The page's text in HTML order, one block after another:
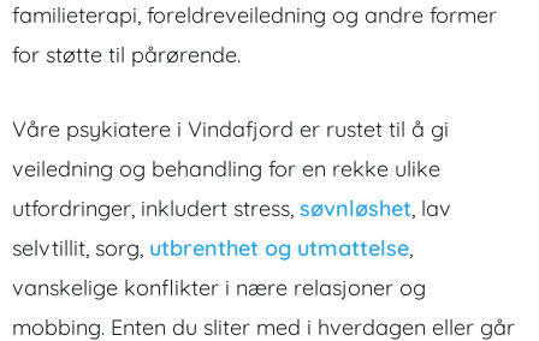
familieterapi, foreldreveiledning og andre former
for støtte til pårørende.
Våre psykiatere i Vindafjord er rustet til å gi
veiledning og behandling for en rekke ulike
utfordringer, inkludert stress, søvnløshet, lav
selvtillit, sorg, utbrenthet og utmattelse,
vanskelige konflikter i nære relasjoner og
mobbing. Enten du sliter med i hverdagen eller går